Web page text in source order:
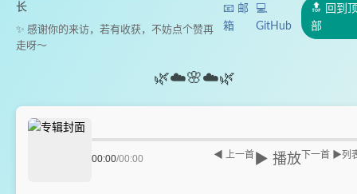
长
✨ 感谢你的来访，若有收获，不妨点个赞再
走呀～
📧 邮
箱
💻
GitHub
🔝 回到
部
🌿☁️🌸☁️🌿
00:00/00:00 ◀ 上一首 ▶ 播放 下一首 ▶列